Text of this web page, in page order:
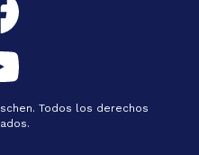
Todos los derechos